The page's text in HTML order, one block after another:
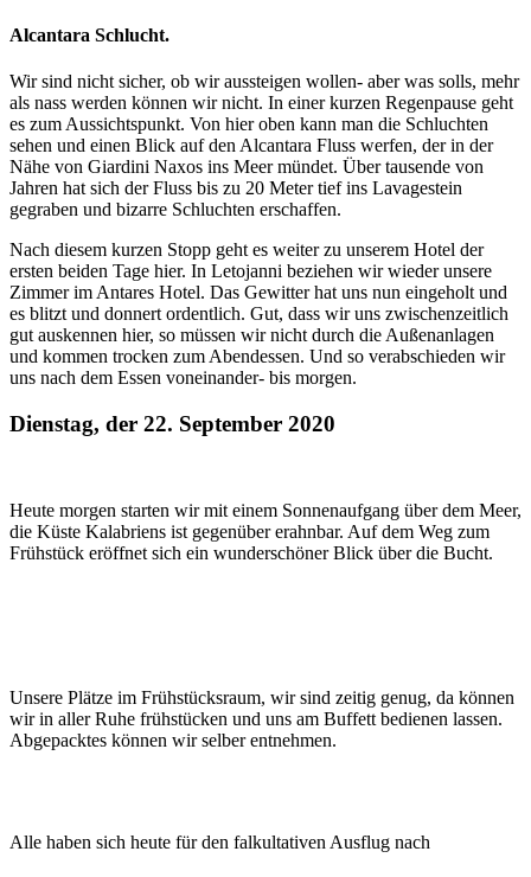
Alcantara Schlucht.
Wir sind nicht sicher, ob wir aussteigen wollen- aber was solls, mehr
als nass werden können wir nicht. In einer kurzen Regenpause geht
es zum Aussichtspunkt. Von hier oben kann man die Schluchten
sehen und einen Blick auf den Alcantara Fluss werfen, der in der
Nähe von Giardini Naxos ins Meer mündet. Über tausende von
Jahren hat sich der Fluss bis zu 20 Meter tief ins Lavagestein
gegraben und bizarre Schluchten erschaffen.
Nach diesem kurzen Stopp geht es weiter zu unserem Hotel der
ersten beiden Tage hier. In Letojanni beziehen wir wieder unsere
Zimmer im Antares Hotel. Das Gewitter hat uns nun eingeholt und
es blitzt und donnert ordentlich. Gut, dass wir uns zwischenzeitlich
gut auskennen hier, so müssen wir nicht durch die Außenanlagen
und kommen trocken zum Abendessen. Und so verabschieden wir
uns nach dem Essen voneinander- bis morgen.
Dienstag, der 22. September 2020
Heute morgen starten wir mit einem Sonnenaufgang über dem Meer,
die Küste Kalabriens ist gegenüber erahnbar. Auf dem Weg zum
Frühstück eröffnet sich ein wunderschöner Blick über die Bucht.
Unsere Plätze im Frühstücksraum, wir sind zeitig genug, da können
wir in aller Ruhe frühstücken und uns am Buffett bedienen lassen.
Abgepacktes können wir selber entnehmen.
Alle haben sich heute für den falkultativen Ausflug nach